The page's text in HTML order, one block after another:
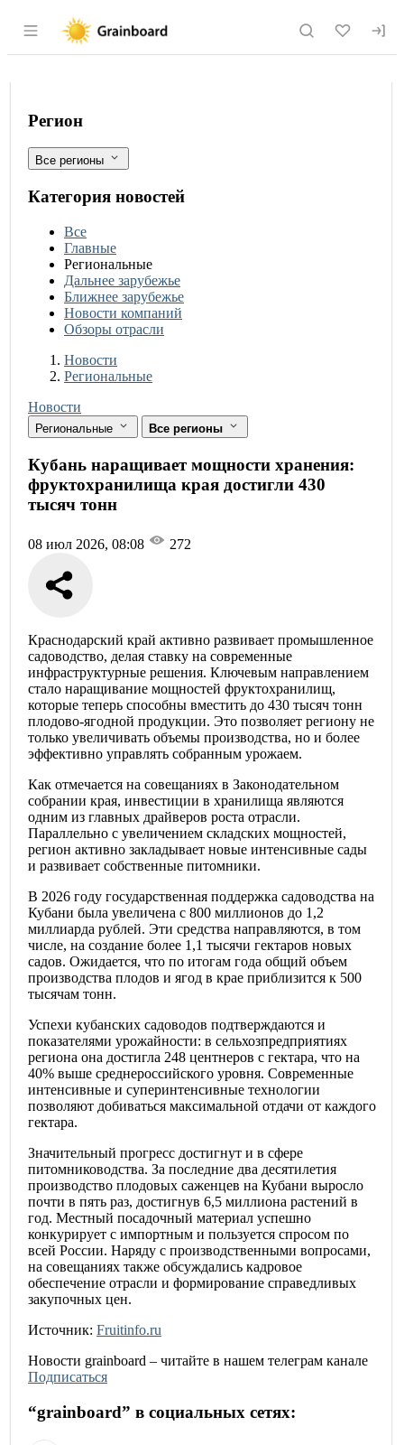
Раздел навигации по сайту
Кубань наращивает мощности
Фильтры
Регион
Все регионы
Категория новостей
Все
Главные
Региональные
Дальнее зарубежье
Ближнее зарубежье
Новости компаний
Обзоры отрасли
Новости
Разделы
Новости
Региональные
Новости
Региональные Все регионы
Кубань наращивает мощности хранения:
фруктохранилища края достигли 430
тысяч тонн
08 июл 2026, 08:08 272
Краснодарский край активно развивает промышленное
садоводство, делая ставку на современные
инфраструктурные решения. Ключевым направлением
стало наращивание мощностей фруктохранилищ,
которые теперь способны вместить до 430 тысяч тонн
плодово-ягодной продукции. Это позволяет региону не
только увеличивать объемы производства, но и более
эффективно управлять собранным урожаем.
Как отмечается на совещаниях в Законодательном
собрании края, инвестиции в хранилища являются
одним из главных драйверов роста отрасли.
Параллельно с увеличением складских мощностей,
регион активно закладывает новые интенсивные сады
и развивает собственные питомники.
В 2026 году государственная поддержка садоводства на
Кубани была увеличена с 800 миллионов до 1,2
миллиарда рублей. Эти средства направляются, в том
числе, на создание более 1,1 тысячи гектаров новых
садов. Ожидается, что по итогам года общий объем
производства плодов и ягод в крае приблизится к 500
тысячам тонн.
Успехи кубанских садоводов подтверждаются и
показателями урожайности: в сельхозпредприятиях
региона она достигла 248 центнеров с гектара, что на
40% выше среднероссийского уровня. Современные
интенсивные и суперинтенсивные технологии
позволяют добиваться максимальной отдачи от каждого
гектара.
Значительный прогресс достигнут и в сфере
питомниководства. За последние два десятилетия
производство плодовых саженцев на Кубани выросло
почти в пять раз, достигнув 6,5 миллиона растений в
год. Местный посадочный материал успешно
конкурирует с импортным и пользуется спросом по
всей России. Наряду с производственными вопросами,
на совещаниях также обсуждались кадровое
обеспечение отрасли и формирование справедливых
закупочных цен.
Источник: Fruitinfo.ru
Новости grainboard – читайте в нашем телеграм канале
Подписаться
“grainboard” в социальных сетях: